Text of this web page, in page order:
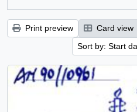
Print preview Card view
Sort by: Start